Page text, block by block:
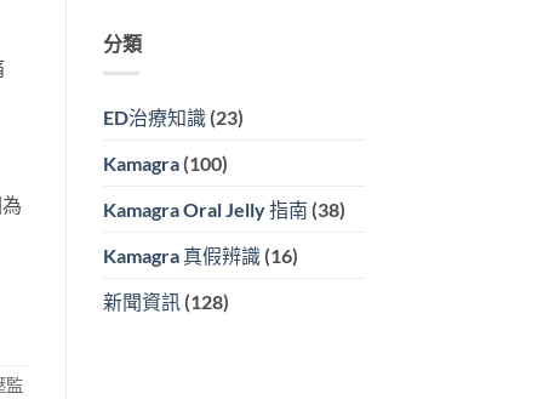
監
分類
ED治療知識(23)
Kamagra(100)
Kamagra Oral Jelly 指南 (38)
Kamagra 真假辨識(16)
新聞資訊 (128)